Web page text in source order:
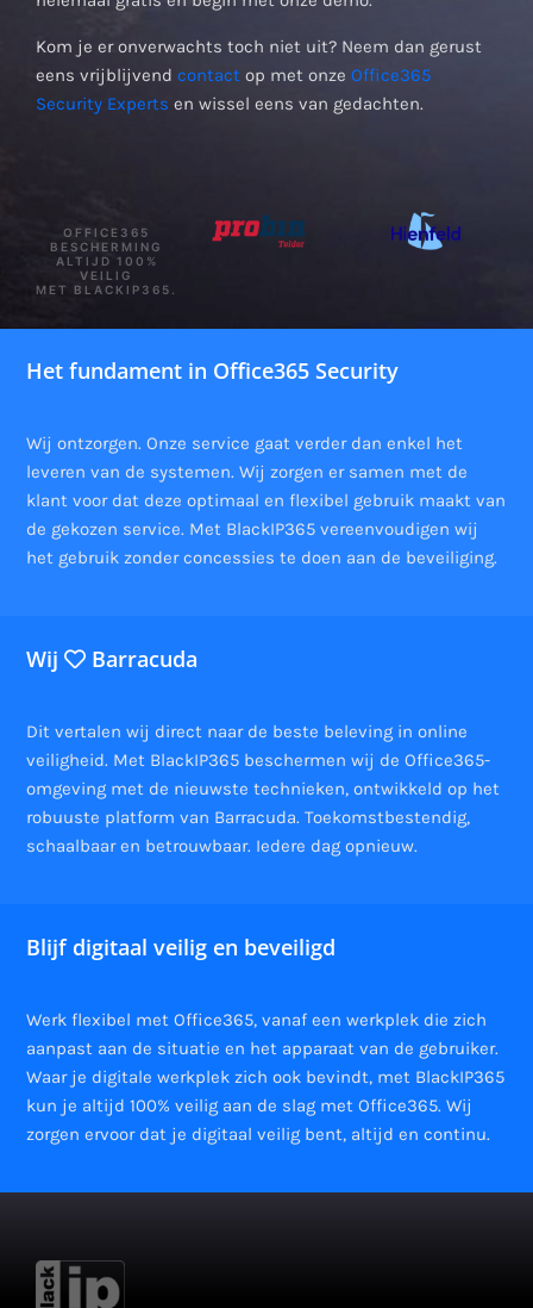
Kom je er onverwachts toch niet uit? Neem dan gerust
eens vrijblijvend contact op met onze Office365
Security Experts en wissel eens van gedachten.
OFFICE365
BESCHERMING
ALTIJD 100%
VEILIG
MET BLACKIP365.
Het fundament in Office365 Security
Wij ontzorgen. Onze service gaat verder dan enkel het
leveren van de systemen. Wij zorgen er samen met de
klant voor dat deze optimaal en flexibel gebruik maakt van
de gekozen service. Met BlackIP365 vereenvoudigen wij
het gebruik zonder concessies te doen aan de beveiliging.
Wij Barracuda
Dit vertalen wij direct naar de beste beleving in online
veiligheid. Met BlackIP365 beschermen wij de Office365-
omgeving met de nieuwste technieken, ontwikkeld op het
robuuste platform van Barracuda. Toekomstbestendig,
schaalbaar en betrouwbaar. Iedere dag opnieuw.
Blijf digitaal veilig en beveiligd
Werk flexibel met Office365, vanaf een werkplek die zich
aanpast aan de situatie en het apparaat van de gebruiker.
Waar je digitale werkplek zich ook bevindt, met BlackIP365
kun je altijd 100% veilig aan de slag met Office365. Wij
zorgen ervoor dat je digitaal veilig bent, altijd en continu.